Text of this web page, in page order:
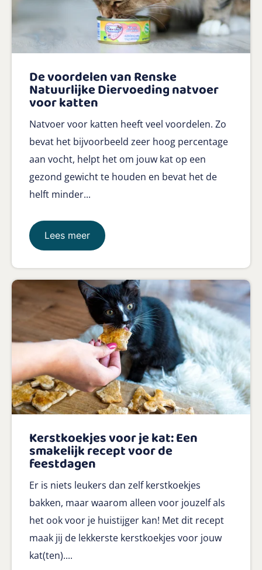
De voordelen van Renske
Natuurlijke Diervoeding natvoer
voor katten
Natvoer voor katten heeft veel voordelen. Zo
bevat het bijvoorbeeld zeer hoog percentage
aan vocht, helpt het om jouw kat op een
gezond gewicht te houden en bevat het de
helft minder...
Lees meer
Kerstkoekjes voor je kat: Een
smakelijk recept voor de
feestdagen
Er is niets leukers dan zelf kerstkoekjes
bakken, maar waarom alleen voor jouzelf als
het ook voor je huistijger kan! Met dit recept
maak jij de lekkerste kerstkoekjes voor jouw
kat(ten)....